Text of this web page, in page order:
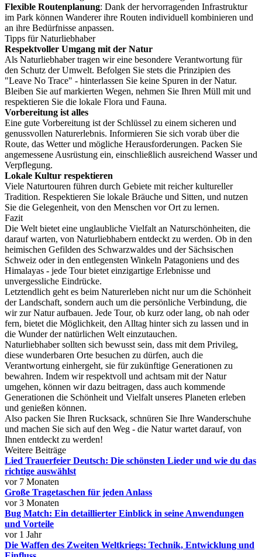
Flexible Routenplanung: Dank der hervorragenden Infrastruktur
im Park können Wanderer ihre Routen individuell kombinieren und
an ihre Bedürfnisse anpassen.
Tipps für Naturliebhaber
Respektvoller Umgang mit der Natur
Als Naturliebhaber tragen wir eine besondere Verantwortung für
den Schutz der Umwelt. Befolgen Sie stets die Prinzipien des
"Leave No Trace" - hinterlassen Sie keine Spuren in der Natur.
Bleiben Sie auf markierten Wegen, nehmen Sie Ihren Müll mit und
respektieren Sie die lokale Flora und Fauna.
Vorbereitung ist alles
Eine gute Vorbereitung ist der Schlüssel zu einem sicheren und
genussvollen Naturerlebnis. Informieren Sie sich vorab über die
Route, das Wetter und mögliche Herausforderungen. Packen Sie
angemessene Ausrüstung ein, einschließlich ausreichend Wasser und
Verpflegung.
Lokale Kultur respektieren
Viele Naturtouren führen durch Gebiete mit reicher kultureller
Tradition. Respektieren Sie lokale Bräuche und Sitten, und nutzen
Sie die Gelegenheit, von den Menschen vor Ort zu lernen.
Fazit
Die Welt bietet eine unglaubliche Vielfalt an Naturschönheiten, die
darauf warten, von Naturliebhabern entdeckt zu werden. Ob in den
heimischen Gefilden des Schwarzwaldes und der Sächsischen
Schweiz oder in den entlegensten Winkeln Patagoniens und des
Himalayas - jede Tour bietet einzigartige Erlebnisse und
unvergessliche Eindrücke.
Letztendlich geht es beim Naturerleben nicht nur um die Schönheit
der Landschaft, sondern auch um die persönliche Verbindung, die
wir zur Natur aufbauen. Jede Tour, ob kurz oder lang, ob nah oder
fern, bietet die Möglichkeit, den Alltag hinter sich zu lassen und in
die Wunder der natürlichen Welt einzutauchen.
Naturliebhaber sollten sich bewusst sein, dass mit dem Privileg,
diese wunderbaren Orte besuchen zu dürfen, auch die
Verantwortung einhergeht, sie für zukünftige Generationen zu
bewahren. Indem wir respektvoll und achtsam mit der Natur
umgehen, können wir dazu beitragen, dass auch kommende
Generationen die Schönheit und Vielfalt unseres Planeten erleben
und genießen können.
Also packen Sie Ihren Rucksack, schnüren Sie Ihre Wanderschuhe
und machen Sie sich auf den Weg - die Natur wartet darauf, von
Ihnen entdeckt zu werden!
Weitere Beiträge
Lied Trauerfeier Deutsch: Die schönsten Lieder und wie du das
richtige auswählst
vor 7 Monaten
Große Tragetaschen für jeden Anlass
vor 3 Monaten
Bug Match: Ein detaillierter Einblick in seine Anwendungen
und Vorteile
vor 1 Jahr
Die Waffen des Zweiten Weltkriegs: Technik, Entwicklung und